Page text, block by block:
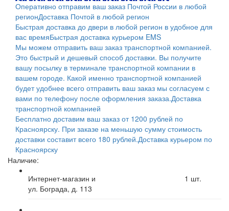
Оперативно отправим ваш заказ Почтой России в любой
регионДоставка Почтой в любой регион
Быстрая доставка до двери в любой регион в удобное для
вас времяБыстрая доставка курьером EMS
Мы можем отправить ваш заказ транспортной компанией.
Это быстрый и дешевый способ доставки. Вы получите
вашу посылку в терминале транспортной компании в
вашем городе. Какой именно транспортной компанией
будет удобнее всего отправить ваш заказ мы согласуем с
вами по телефону после оформления заказа.Доставка
транспортной компанией
Бесплатно доставим ваш заказ от 1200 рублей по
Красноярску. При заказе на меньшую сумму стоимость
доставки составит всего 180 рублей.Доставка курьером по
Красноярску
Наличие:
Интернет-магазин и
ул. Бограда, д. 113
1 шт.